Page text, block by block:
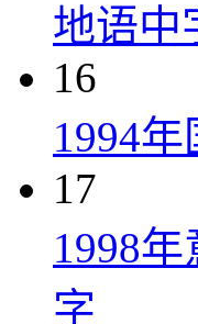
地语中
16
1994
17
1998
字